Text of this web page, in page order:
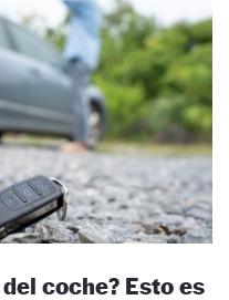
coche? Esto es